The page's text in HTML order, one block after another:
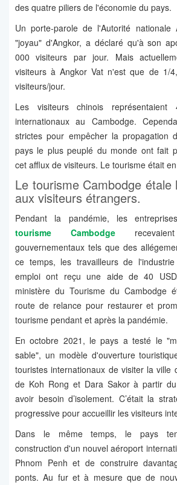
des quatre piliers de l'économie du pays.
Un porte-parole de l'Autorité
"joyau" d'Angkor, a déclaré qu'à son
000 visiteurs par jour. Mais
visiteurs à Angkor Vat n'est que de 1/
visiteurs/jour.
Les visiteurs chinois représentaient
internationaux au Cambodge.
strictes pour empêcher la propagation
pays le plus peuplé du monde ont fait
cet afflux de visiteurs. Le tourisme était
Le tourisme Cambodge étale
aux visiteurs étrangers.
Pendant la pandémie, les
tourisme Cambodge
gouvernementaux tels que des
ce temps, les travailleurs de
emploi ont reçu une aide de 40
ministère du Tourisme du Cambodge
route de relance pour restaurer et
tourisme pendant et après la pandémie.
En octobre 2021, le pays a testé le
sable", un modèle d'ouverture
touristes internationaux de visiter la ville
de Koh Rong et Dara Sakor à partir
avoir besoin d’isolement. C’était la
progressive pour accueillir les visiteurs
Dans le même temps, le pays
construction d'un nouvel aéroport
Phnom Penh et de construire
ponts. Au fur et à mesure que de